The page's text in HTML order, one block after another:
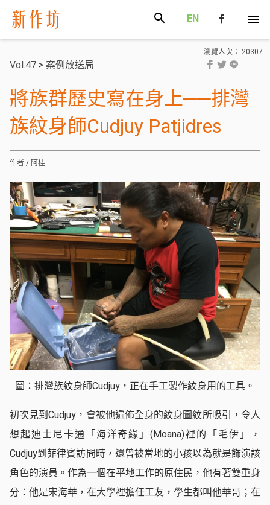
EN
瀏覽人次： 20307
Vol.47 > 案例放送局
將族群歷史寫在身上──排灣
族紋身師Cudjuy Patjidres
作者 / 阿桂
圖：排灣族紋身師Cudjuy，正在手工製作紋身用的工具。
初次見到Cudjuy，會被他遍佈全身的紋身圖紋所吸引，令人
想起迪士尼卡通「海洋奇緣」(Moana)裡的「毛伊」，
Cudjuy到菲律賓訪問時，還曾被當地的小孩以為就是飾演該
角色的演員。作為一個在平地工作的原住民，他有著雙重身
分：他是宋海華，在大學裡擔任工友，學生都叫他華哥；在